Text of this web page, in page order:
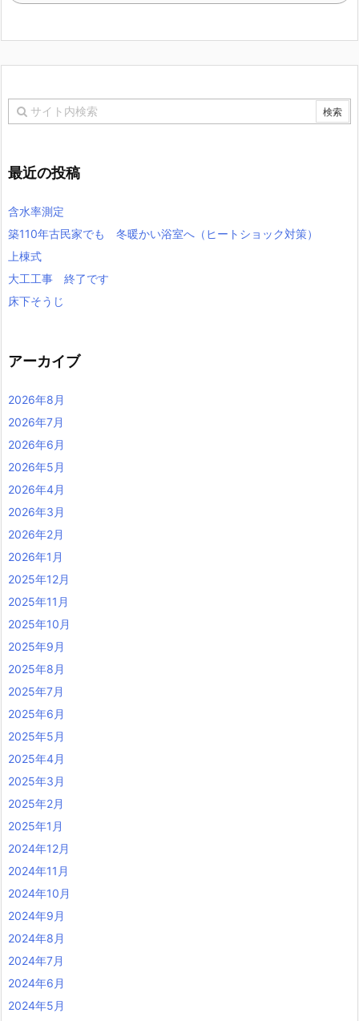
最近の投稿
含水率測定
築110年古民家でも 冬暖かい浴室へ（ヒートショック対策）
上棟式
大工工事 終了です
床下そうじ
アーカイブ
2026年8月
2026年7月
2026年6月
2026年5月
2026年4月
2026年3月
2026年2月
2026年1月
2025年12月
2025年11月
2025年10月
2025年9月
2025年8月
2025年7月
2025年6月
2025年5月
2025年4月
2025年3月
2025年2月
2025年1月
2024年12月
2024年11月
2024年10月
2024年9月
2024年8月
2024年7月
2024年6月
2024年5月